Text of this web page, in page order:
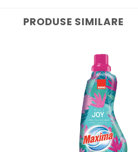
PRODUSE SIMILARE